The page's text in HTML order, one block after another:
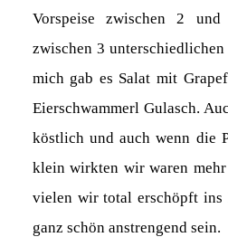
Vorspeise zwischen 2
zwischen 3
mich gab es Salat mit
Eierschwammerl Gulasch.
köstlich und auch wenn die
klein wirkten wir waren
vielen wir total erschöpft ins
ganz schön anstrengend sein.